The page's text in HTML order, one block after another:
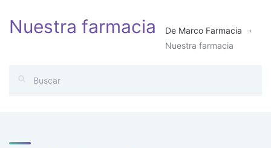
Nuestra farmacia
De Marco Farmacia
Nuestra farmacia